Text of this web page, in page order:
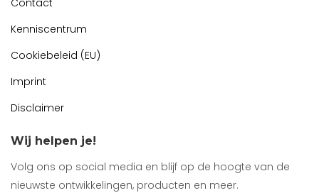
Kenniscentrum
Cookiebeleid (EU)
Imprint
Disclaimer
Wij helpen je!
Volg ons op social media en blijf op de hoogte van de
nieuwste ontwikkelingen, producten en meer.